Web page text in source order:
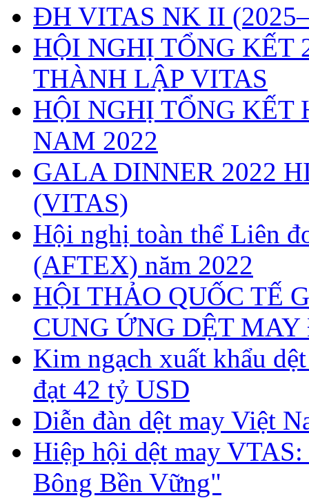
ĐH VITAS NK II
HỘI NGHỊ TỔNG
THÀNH LẬP VITAS
HỘI NGHỊ TỔNG KẾT
NAM 2022
GALA DINNER 2022
(VITAS)
Hội nghị toàn thể Liên
(AFTEX) năm 2022
HỘI THẢO QUỐC TẾ
CUNG ỨNG DỆT
Kim ngạch xuất khẩu
đạt 42 tỷ USD
Diễn đàn dệt may Việt
Hiệp hội dệt may
Bông Bền Vững"